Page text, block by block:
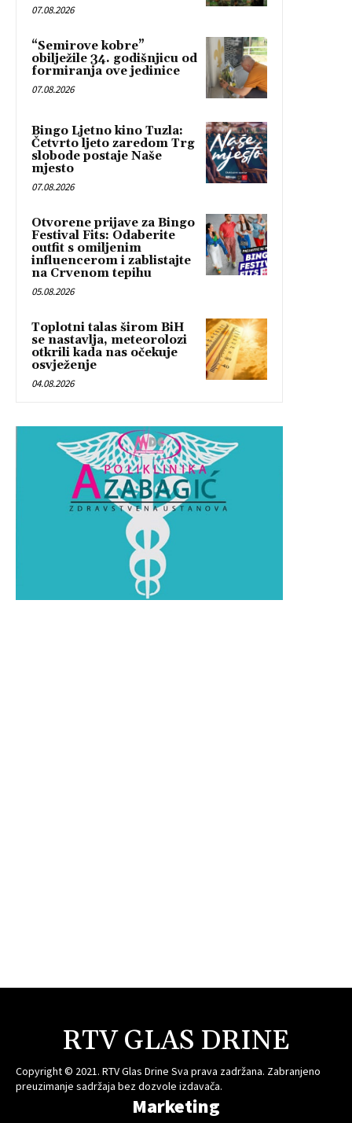
07.08.2026
“Semirove kobre”
obilježile 34. godišnjicu od
formiranja ove jedinice
07.08.2026
Bingo Ljetno kino Tuzla:
Četvrto ljeto zaredom Trg
slobode postaje Naše
mjesto
07.08.2026
Otvorene prijave za Bingo
Festival Fits: Odaberite
outfit s omiljenim
influencerom i zablistajte
na Crvenom tepihu
05.08.2026
Toplotni talas širom BiH
se nastavlja, meteorolozi
otkrili kada nas očekuje
osvježenje
04.08.2026
RTV GLAS DRINE
Copyright © 2021. RTV Glas Drine Sva prava zadržana. Zabranjeno
preuzimanje sadržaja bez dozvole izdavača.
Marketing